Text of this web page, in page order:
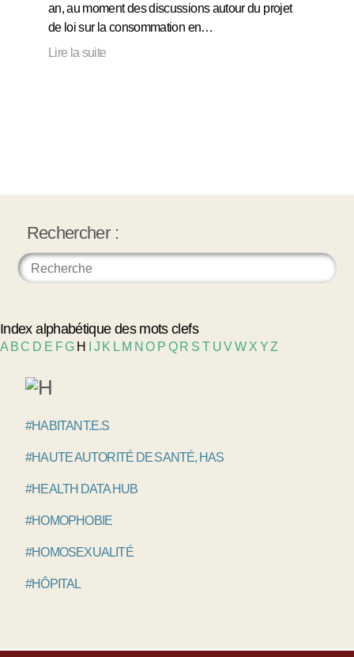
an, au moment des discussions autour du projet
de loi sur la consommation en…
Lire la suite
Rechercher :
Index alphabétique des mots clefs
A BC D E FG H J K L M NO P Q R S T UVW X YZ
#HABITANT.E.S
#HAUTE AUTORITÉ DE SANTÉ, HAS
#HEALTH DATA HUB
#HOMOPHOBIE
#HOMOSEXUALITÉ
#HÔPITAL